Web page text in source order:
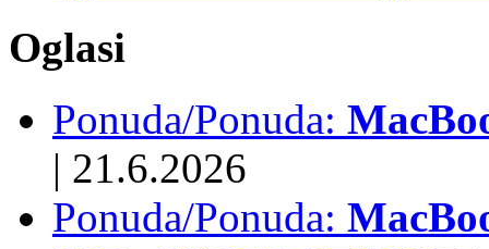
Oglasi
Ponuda/Ponuda:
| 21.6.2026
Ponuda/Ponuda: